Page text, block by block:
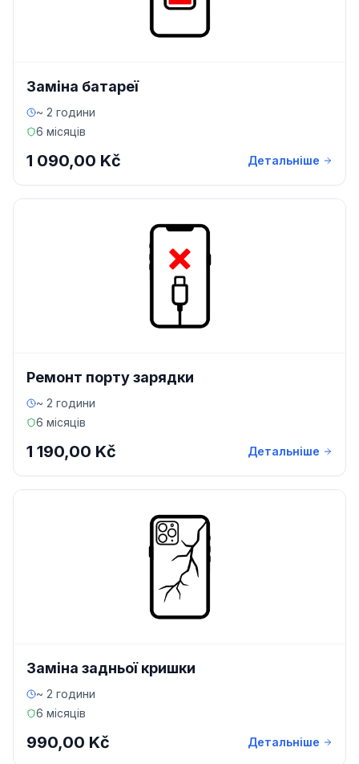
Заміна батареї
~ 2 години
6 місяців
1 090,00 Kč Детальніше
Ремонт порту зарядки
~ 2 години
6 місяців
1 190,00 Kč Детальніше
Заміна задньої кришки
~ 2 години
6 місяців
990,00 Kč Детальніше